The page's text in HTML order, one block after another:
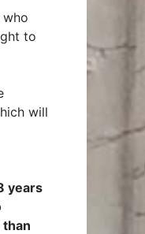
to
will
years